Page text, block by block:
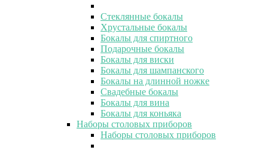
Стеклянные бокалы
Хрустальные бокалы
Бокалы для спиртного
Подарочные бокалы
Бокалы для виски
Бокалы для шампанского
Бокалы на длинной ножке
Свадебные бокалы
Бокалы для вина
Бокалы для коньяка
Наборы столовых приборов
Наборы столовых приборов